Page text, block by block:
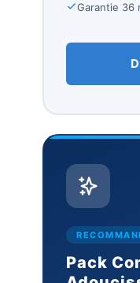
Garantie 36
Pack